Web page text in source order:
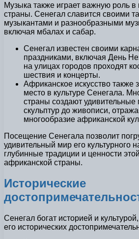
Музыка также играет важную роль в
страны. Сенегал славится своими
музыкантами и разнообразными
включая мбалах и сабар.
Сенегал известен своими
праздниками, включая День
на улицах городов проходят
шествия и концерты.
Африканское искусство также
место в культуре Сенегала.
страны создают удивительные
скульптур до живописи,
многообразие африканской
Посещение Сенегала позволит
удивительный мир его культурного
глубинные традиции и ценности
африканской страны.
Исторические
Сенегал богат историей и
его исторических